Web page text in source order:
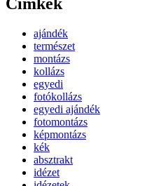
ajándék
természet
montázs
kollázs
egyedi
fotókollázs
egyedi ajándék
fotomontázs
képmontázs
kék
absztrakt
idézet